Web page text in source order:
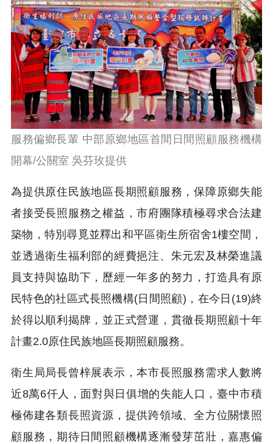
服務偏鄉長輩 中部原鄉地區首間日間照顧服務機構
開幕/公關室 吳芬玫提供
為提供原住民族地區長期照顧服務，保障原鄉失能
者接受長照服務之權益，市府團隊積極尋求合法建
築物，特別尋覓並釋出和平區衛生所宿舍1樓空間，
並透過衛生福利部的經費挹注、朱元宏及林榮進議
員支持與協助下，歷經一年多的努力，打造具有原
民特色的社區式長照機構(日間照顧)，在今日(19)終
於得以順利揭牌，並正式營運，貫徹長期照顧十年
計畫2.0原住民族地區長期照顧服務。
衛生局局長曾梓展表示，本市長照服務需求人數將
近8萬6仟人，面對與日俱增的失能人口，臺中市積
極佈建各類長照資源，提供跨領域、全方位關懷照
顧服務，期待日間照顧機構逐漸發芽茁壯，嘉惠偏